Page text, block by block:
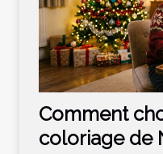
Comment
coloriage de